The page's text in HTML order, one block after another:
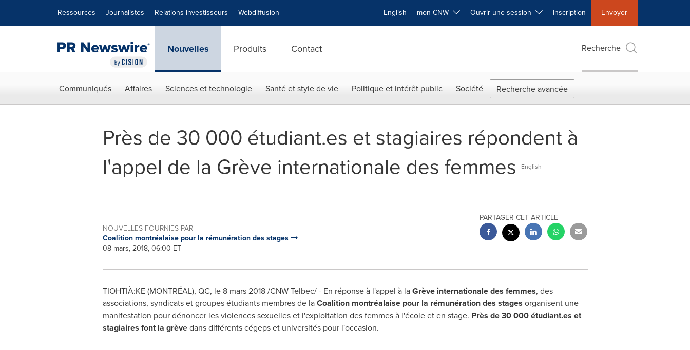
Ressources Journalistes Relations investisseurs Webdiffusion English mon CNW Ouvrir une session Inscription Envoyer
Nouvelles Produits Contact Recherche
Communiqués Affaires Sciences et technologie Santé et style de vie Politique et intérêt public Société Recherche avancée
Près de 30 000 étudiant.es et stagiaires répondent à
l'appel de la Grève internationale des femmes
English
NOUVELLES FOURNIES PAR
Coalition montréalaise pour la rémunération des stages
08 mars, 2018, 06:00 ET
PARTAGER CET ARTICLE
TIOHTIÀ:KE (MONTRÉAL), QC, le 8 mars 2018 /CNW Telbec/ - En réponse à l'appel à laGrève internationale des femmes, des
associations, syndicats et groupes étudiants membres de laCoalition montréalaise pour la rémunération des stages organisent une
manifestation pour dénoncer les violences sexuelles et l'exploitation des femmes à l'école et en stage. Près de 30 000 étudiant.es et
stagiaires font la grèvedans différents cégeps et universités pour l'occasion.